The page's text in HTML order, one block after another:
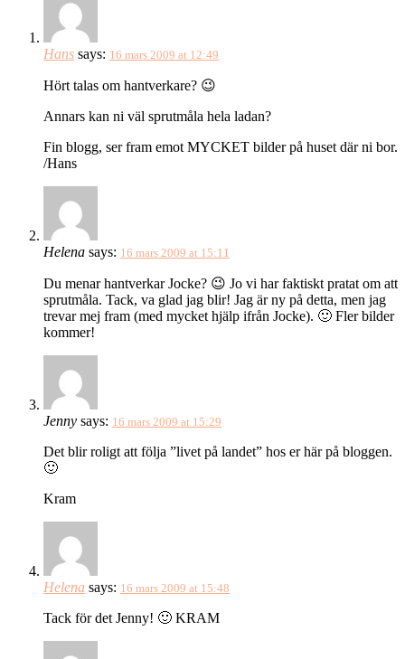
Hans says: 16 mars 2009 at 12:49
Hört talas om hantverkare? 😉
Annars kan ni väl sprutmåla hela ladan?
Fin blogg, ser fram emot MYCKET bilder på huset där ni bor.
/Hans
Helena says: 16 mars 2009 at 15:11
Du menar hantverkar Jocke? 😉 Jo vi har faktiskt pratat om att
sprutmåla. Tack, va glad jag blir! Jag är ny på detta, men jag
trevar mej fram (med mycket hjälp ifrån Jocke). 🙂 Fler bilder
kommer!
Jenny says: 16 mars 2009 at 15:29
Det blir roligt att följa ”livet på landet” hos er här på bloggen.
🙂
Kram
Helena says: 16 mars 2009 at 15:48
Tack för det Jenny! 🙂 KRAM